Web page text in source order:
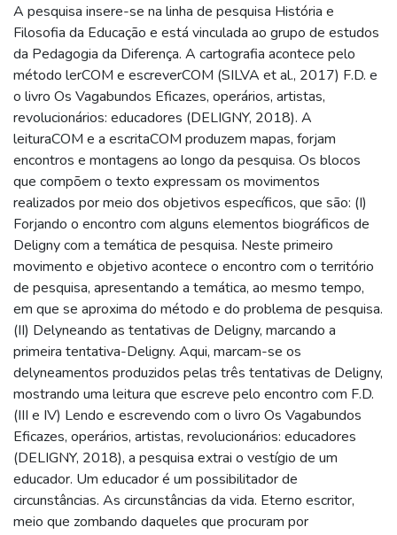
A pesquisa insere-se na linha de pesquisa História e
Filosofia da Educação e está vinculada ao grupo de estudos
da Pedagogia da Diferença. A cartografia acontece pelo
método lerCOM e escreverCOM (SILVA et al., 2017) F.D. e
o livro Os Vagabundos Eficazes, operários, artistas,
revolucionários: educadores (DELIGNY, 2018). A
leituraCOM e a escritaCOM produzem mapas, forjam
encontros e montagens ao longo da pesquisa. Os blocos
que compõem o texto expressam os movimentos
realizados por meio dos objetivos específicos, que são: (I)
Forjando o encontro com alguns elementos biográficos de
Deligny com a temática de pesquisa. Neste primeiro
movimento e objetivo acontece o encontro com o território
de pesquisa, apresentando a temática, ao mesmo tempo,
em que se aproxima do método e do problema de pesquisa.
(II) Delyneando as tentativas de Deligny, marcando a
primeira tentativa-Deligny. Aqui, marcam-se os
delyneamentos produzidos pelas três tentativas de Deligny,
mostrando uma leitura que escreve pelo encontro com F.D.
(III e IV) Lendo e escrevendo com o livro Os Vagabundos
Eficazes, operários, artistas, revolucionários: educadores
(DELIGNY, 2018), a pesquisa extrai o vestígio de um
educador. Um educador é um possibilitador de
circunstâncias. As circunstâncias da vida. Eterno escritor,
meio que zombando daqueles que procuram por